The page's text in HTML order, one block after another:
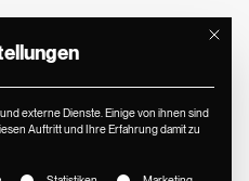
Mit
externe Dienste. Einige von ihnen sind
Auftritt und Ihre Erfahrung damit zu